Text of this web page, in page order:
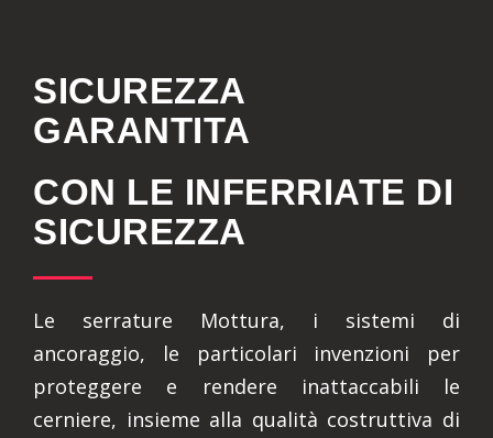
SICUREZZA
GARANTITA
CON LE INFERRIATE DI
SICUREZZA
Le serrature Mottura, i sistemi di
ancoraggio, le particolari invenzioni per
proteggere e rendere inattaccabili le
cerniere, insieme alla qualità costruttiva di